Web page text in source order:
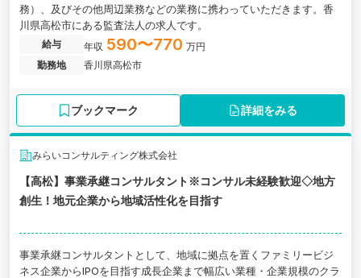
務）、及びその他周辺業務などの業務に携わっていただきます。香
川県高松市にある監査法人の求人です。
給与 年収 590〜770 万円
勤務地
香川県高松市
ブックマーク 詳細をみる
みらいコンサルティング株式会社
【高松】事業承継コンサルタント※コンサル未経験歓迎◇地方
創生！地元企業から地域活性化を目指す
事業承継コンサルタントとして、地域に拠点を置くファミリービジ
ネス企業からIPOを目指す成長企業まで幅広い業種・企業規模のクラ